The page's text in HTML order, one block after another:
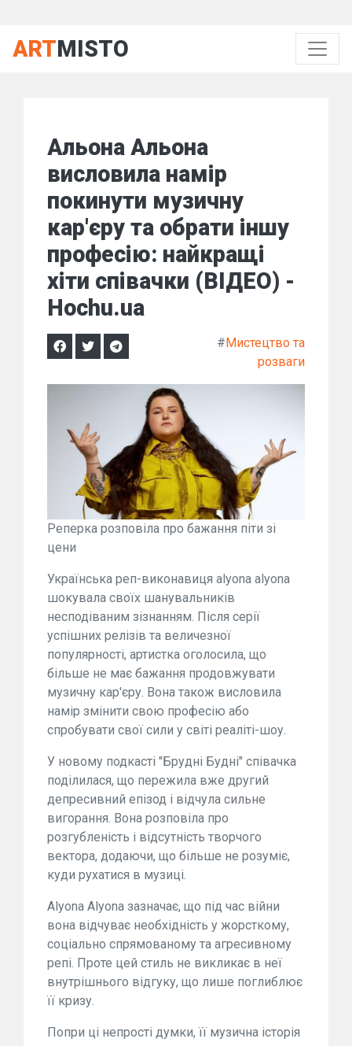
ARTMISTO
Альона Альона
висловила намір
покинути музичну
кар'єру та обрати іншу
професію: найкращі
хіти співачки (ВІДЕО) -
Hochu.ua
#Мистецтво та
розваги
Реперка розповіла про бажання піти зі
цени
Українська реп-виконавиця alyona alyona
шокувала своїх шанувальників
несподіваним зізнанням. Після серії
успішних релізів та величезної
популярності, артистка оголосила, що
більше не має бажання продовжувати
музичну кар'єру. Вона також висловила
намір змінити свою професію або
спробувати свої сили у світі реаліті-шоу.
У новому подкасті "Брудні Будні" співачка
поділилася, що пережила вже другий
депресивний епізод і відчула сильне
вигорання. Вона розповіла про
розгубленість і відсутність творчого
вектора, додаючи, що більше не розуміє,
куди рухатися в музиці.
Alyona Alyona зазначає, що під час війни
вона відчуває необхідність у жорсткому,
соціально спрямованому та агресивному
репі. Проте цей стиль не викликає в неї
внутрішнього відгуку, що лише поглиблює
її кризу.
Попри ці непрості думки, її музична історія